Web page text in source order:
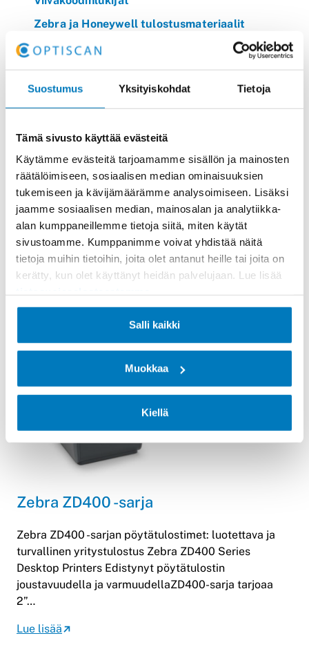
Suostumus Yksityiskohdat Tietoja
Tämä sivusto käyttää evästeitä
Käytämme evästeitä tarjoamamme sisällön ja mainosten
räätälöimiseen, sosiaalisen median ominaisuuksien
tukemiseen ja kävijämäärämme analysoimiseen. Lisäksi
jaamme sosiaalisen median, mainosalan ja analytiikka-
alan kumppaneillemme tietoja siitä, miten käytät
sivustoamme. Kumppanimme voivat yhdistää näitä
tietoja muihin tietoihin, joita olet antanut heille tai joita on
kerätty, kun olet käyttänyt heidän palvelujaan. Lue lisää
Salli kaikki
Muokkaa
Kiellä
Zebra ja Honeywell tulostusmateriaalit
Zebra Technologies
Zebra ZD200 -sarja
Zebra ZD200 -sarjan pöytätulostimet: edullinen ja
luotettava perusratkaisu Zebra ZD200 Series
Desktop Printer Laadukas pöytätulostin
peruskäyttöönZD200-sarja tarjoaa Zebra-laatua
Lue lisää
Zebra ZD400 -sarja
Zebra ZD400 -sarjan pöytätulostimet: luotettava ja
turvallinen yritystulostus Zebra ZD400 Series
Desktop Printers Edistynyt pöytätulostin
joustavuudella ja varmuudellaZD400-sarja tarjoaa
2”…
Lue lisää